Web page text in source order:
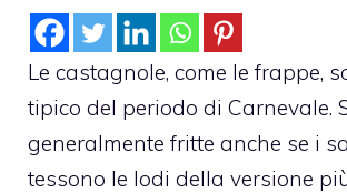
Le castagnole, come le frappe,
tipico del periodo di Carnevale.
generalmente fritte anche se i
tessono le lodi della versione